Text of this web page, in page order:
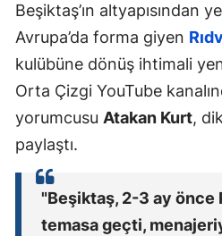
Beşiktaş’ın altyapısından
Avrupa’da forma giyen
kulübüne dönüş ihtimali
Orta Çizgi YouTube
yorumcusu Atakan Kurt,
paylaştı.
"Beşiktaş, 2-3 ay önce
temasa geçti,